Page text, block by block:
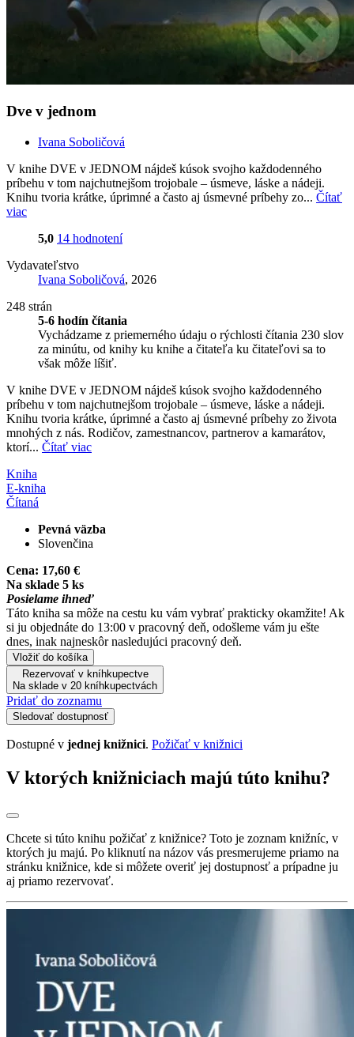
Dve v jednom
Ivana Soboličová
V knihe DVE v JEDNOM nájdeš kúsok svojho každodenného
príbehu v tom najchutnejšom trojobale – úsmeve, láske a nádeji.
Knihu tvoria krátke, úprimné a často aj úsmevné príbehy zo... Čítať
viac
5,0 14 hodnotení
Vydavateľstvo
Ivana Soboličová, 2026
248 strán
5-6 hodín čítania
Vychádzame z priemerného údaju o rýchlosti čítania 230 slov
za minútu, od knihy ku knihe a čitateľa ku čitateľovi sa to
však môže líšiť.
V knihe DVE v JEDNOM nájdeš kúsok svojho každodenného
príbehu v tom najchutnejšom trojobale – úsmeve, láske a nádeji.
Knihu tvoria krátke, úprimné a často aj úsmevné príbehy zo života
mnohých z nás. Rodičov, zamestnancov, partnerov a kamarátov,
ktorí... Čítať viac
Kniha
E-kniha
Čítaná
Pevná väzba
Slovenčina
Cena: 17,60 €
Na sklade 5 ks
Posielame ihneď
Táto kniha sa môže na cestu ku vám vybrať prakticky okamžite! Ak
si ju objednáte do 13:00 v pracovný deň, odošleme vám ju ešte
dnes, inak najneskôr nasledujúci pracovný deň.
Vložiť do košíka
Rezervovať v kníhkupectve
Na sklade v 20 kníhkupectvách
Pridať do zoznamu
Sledovať dostupnosť
Dostupné v jednej knižnici. Požičať v knižnici
V ktorých knižniciach majú túto knihu?
Chcete si túto knihu požičať z knižnice? Toto je zoznam knižníc, v
ktorých ju majú. Po kliknutí na názov vás presmerujeme priamo na
stránku knižnice, kde si môžete overiť jej dostupnosť a prípadne ju
aj priamo rezervovať.